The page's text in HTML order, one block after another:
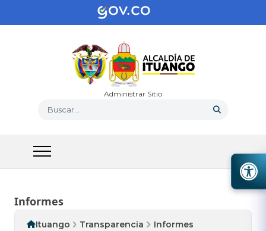
Administrar Sitio
Buscar...
Informes
Ituango Transparencia Informes